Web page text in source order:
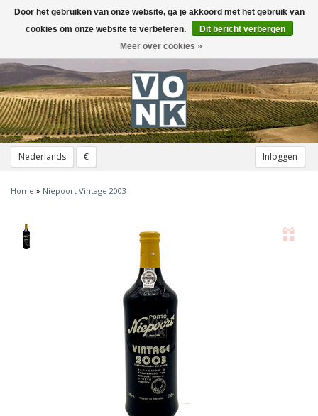
Nederlands € Inloggen
Toggle
navigation
Home » Niepoort Vintage 2003
Door het gebruiken van onze website, ga je akkoord met het gebruik van
cookies om onze website te verbeteren.
Dit bericht verbergen
Meer over cookies »